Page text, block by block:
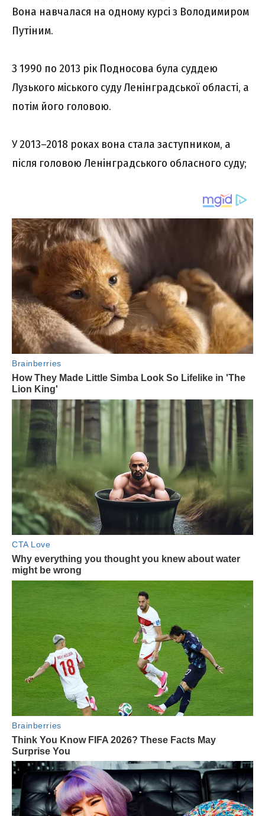
Вона навчалася на одному курсі з Володимиром
Путіним.
З 1990 по 2013 рік Подносова була суддею
Лузького міського суду Ленінградської області, а
потім його головою.
У 2013–2018 роках вона стала заступником, а
після головою Ленінградського обласного суду;